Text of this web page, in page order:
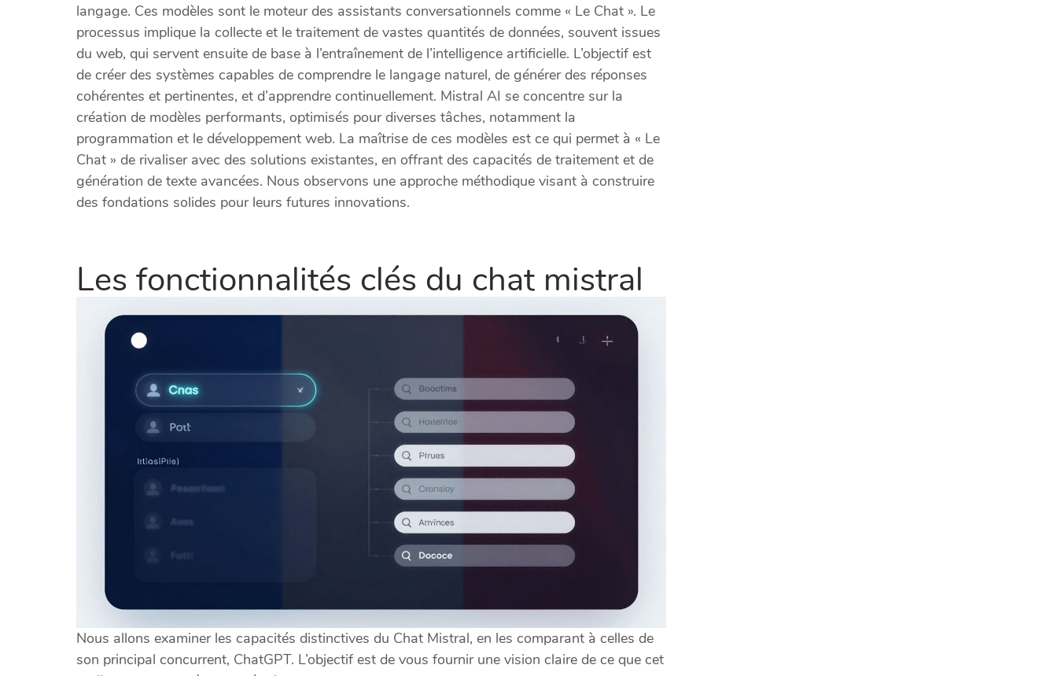
langage. Ces modèles sont le moteur des assistants conversationnels comme « Le Chat ». Le
processus implique la collecte et le traitement de vastes quantités de données, souvent issues
du web, qui servent ensuite de base à l’entraînement de l’intelligence artificielle. L’objectif est
de créer des systèmes capables de comprendre le langage naturel, de générer des réponses
cohérentes et pertinentes, et d’apprendre continuellement. Mistral AI se concentre sur la
création de modèles performants, optimisés pour diverses tâches, notamment la
programmation et le développement web. La maîtrise de ces modèles est ce qui permet à « Le
Chat » de rivaliser avec des solutions existantes, en offrant des capacités de traitement et de
génération de texte avancées. Nous observons une approche méthodique visant à construire
des fondations solides pour leurs futures innovations.
Les fonctionnalités clés du chat mistral
Nous allons examiner les capacités distinctives du Chat Mistral, en les comparant à celles de
son principal concurrent, ChatGPT. L’objectif est de vous fournir une vision claire de ce que cet